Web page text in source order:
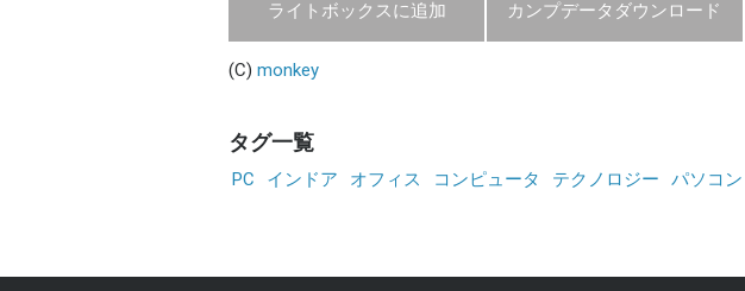
ライトボックスに追加 カンプデータダウンロード
(C) monkey
タグ一覧
PC インドア オフィス コンピュータ テクノロジー パソコン